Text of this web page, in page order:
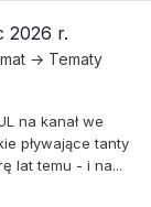
2026 r.
→ Tematy
na kanał we
pływające tanty
lat temu - i na...